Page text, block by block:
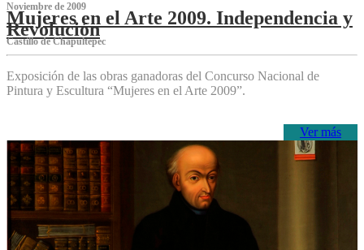
Noviembre de 2009
Mujeres en el Arte 2009. Independencia y
Revolución
Castillo de Chapultepec
Exposición de las obras ganadoras del Concurso Nacional de
Pintura y Escultura “Mujeres en el Arte 2009”.
Ver más